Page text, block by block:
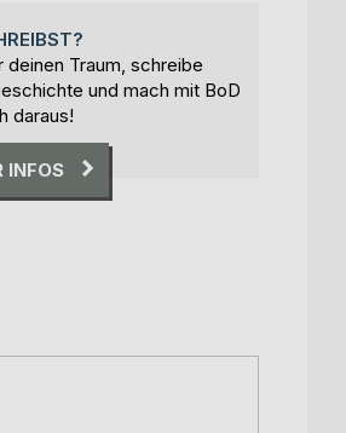
deinen Traum, schreibe
und mach mit BoD
daraus!
INFOS